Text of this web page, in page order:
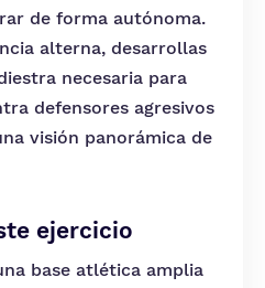
de forma autónoma.
alterna, desarrollas
necesaria para
defensores agresivos
visión panorámica de
ejercicio
base atlética amplia